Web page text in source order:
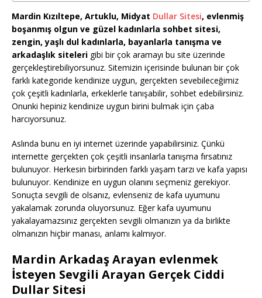
Mardin Kızıltepe, Artuklu, Midyat Dullar Sitesi, evlenmiş
boşanmış olgun ve güzel kadınlarla sohbet sitesi,
zengin, yaşlı dul kadınlarla, bayanlarla tanışma ve
arkadaşlık siteleri gibi bir çok aramayı bu site üzerinde
gerçekleştirebiliyorsunuz. Sitemizin içerisinde bulunan bir çok
farklı kategoride kendinize uygun, gerçekten sevebileceğimiz
çok çeşitli kadınlarla, erkeklerle tanışabilir, sohbet edebilirsiniz.
Onunki hepiniz kendinize uygun birini bulmak için çaba
harcıyorsunuz.
Aslında bunu en iyi internet üzerinde yapabilirsiniz. Çünkü
internette gerçekten çok çeşitli insanlarla tanışma fırsatınız
bulunuyor. Herkesin birbirinden farklı yaşam tarzı ve kafa yapısı
bulunuyor. Kendinize en uygun olanını seçmeniz gerekiyor.
Sonuçta sevgili de olsanız, evlenseniz de kafa uyumunu
yakalamak zorunda oluyorsunuz. Eğer kafa uyumunu
yakalayamazsınız gerçekten sevgili olmanızın ya da birlikte
olmanızın hiçbir manası, anlamı kalmıyor.
Mardin Arkadaş Arayan evlenmek
İsteyen Sevgili Arayan Gerçek Ciddi
Dullar Sitesi